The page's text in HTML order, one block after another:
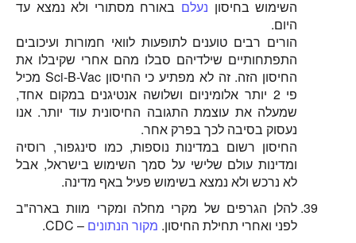
השימוש בחיסון נעלם באורח מסתורי ולא נמצא עד
היום.
הורים רבים טוענים לתופעות לוואי חמורות ועיכובים
התפתחותיים שילדיהם סבלו מהם אחרי שקיבלו את
החיסון הזה. זה לא מפתיע כי החיסון Sci-B-Vac מכיל
פי 2 יותר אלומיניום ושלושה אנטיגנים במקום אחד,
שמעלה את עוצמת התגובה החיסונית עוד יותר. אנו
נעסוק בסיבה לכך בפרק אחר.
החיסון רשום במדינות נוספות, כמו סינגפור, רוסיה
ומדינות עולם שלישי על סמך השימוש בישראל, אבל
לא נרכש ולא נמצא בשימוש פעיל באף מדינה.
להלן הגרפים של מקרי מחלה ומקרי מוות בארה"ב
לפני ואחרי תחילת החיסון. מקור הנתונים – CDC.